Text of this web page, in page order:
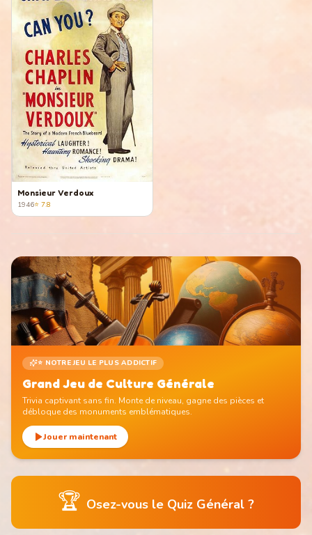
Monsieur Verdoux
1946⭐ 7.8
⭐ NOTRE JEU LE PLUS ADDICTIF
Grand Jeu de Culture Générale
Trivia captivant sans fin. Monte de niveau, gagne des pièces et
débloque des monuments emblématiques.
Jouer maintenant
🏆 Osez-vous le Quiz Général ?